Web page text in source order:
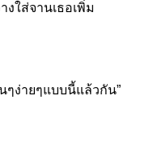
งใส่จานเธอเพิ่ม
ๆง่ายๆแบบนี้แล้วกัน”